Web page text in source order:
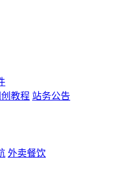
创教程 站务公告
外卖餐饮